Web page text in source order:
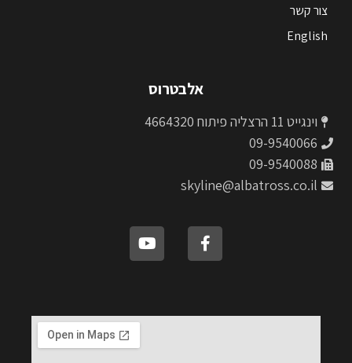
צור קשר
English
אלבטרוס
וינגייט 11 הרצליה פיתוח 4664320
09-9540066
09-9540088
skyline@albatross.co.il